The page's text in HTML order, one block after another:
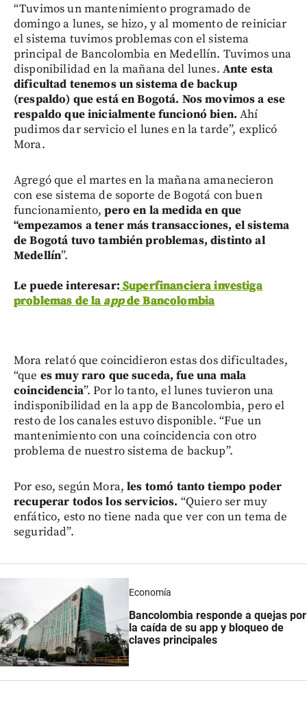
“Tuvimos un mantenimiento programado de
domingo a lunes, se hizo, y al momento de reiniciar
el sistema tuvimos problemas con el sistema
principal de Bancolombia en Medellín. Tuvimos una
disponibilidad en la mañana del lunes. Ante esta
dificultad tenemos un sistema de backup
(respaldo) que está en Bogotá. Nos movimos a ese
respaldo que inicialmente funcionó bien. Ahí
pudimos dar servicio el lunes en la tarde”, explicó
Mora.
Agregó que el martes en la mañana amanecieron
con ese sistema de soporte de Bogotá con buen
funcionamiento,pero en la medida en que
“empezamos a tener más transacciones, el sistema
de Bogotá tuvo también problemas, distinto al
Medellín”.
Le puede interesar: Superfinanciera investiga
problemas de la appde Bancolombia
Mora relató que coincidieron estas dos dificultades,
“que es muy raro que suceda, fue una mala
coincidencia”. Por lo tanto, el lunes tuvieron una
indisponibilidad en la app de Bancolombia, pero el
resto de los canales estuvo disponible. “Fue un
mantenimiento con una coincidencia con otro
problema de nuestro sistema de backup”.
Por eso, según Mora, les tomó tanto tiempo poder
recuperar todos los servicios. “Quiero ser muy
enfático, esto no tiene nada que ver con un tema de
seguridad”.
Economía
Bancolombia responde a quejas por
la caída de su app y bloqueo de
claves principales